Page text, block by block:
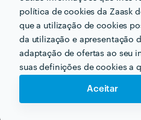
política de cookies da Zaask
que a utilização de cookies
da utilização e apresentação
adaptação de ofertas ao seu
suas definições de cookies a
Aceitar
Salomé Benites
Topografia
profissional, competente e